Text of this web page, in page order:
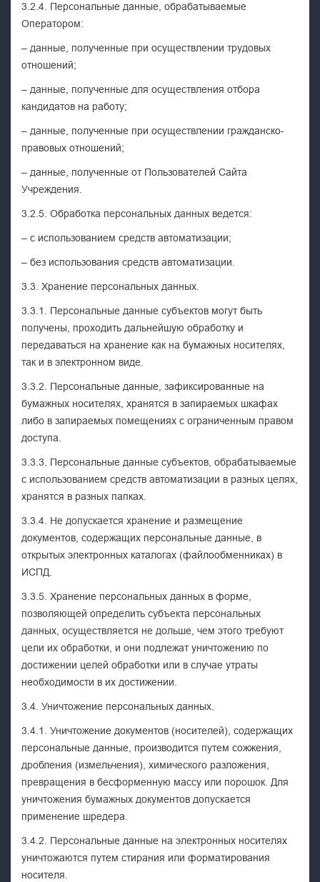
3.2.4. Персональные данные, обрабатываемые
Оператором:
– данные, полученные при осуществлении трудовых
отношений;
– данные, полученные для осуществления отбора
кандидатов на работу;
– данные, полученные при осуществлении гражданско-
правовых отношений;
– данные, полученные от Пользователей Сайта
Учреждения.
3.2.5. Обработка персональных данных ведется:
– с использованием средств автоматизации;
– без использования средств автоматизации.
3.3. Хранение персональных данных.
3.3.1. Персональные данные субъектов могут быть
получены, проходить дальнейшую обработку и
передаваться на хранение как на бумажных носителях,
так и в электронном виде.
3.3.2. Персональные данные, зафиксированные на
бумажных носителях, хранятся в запираемых шкафах
либо в запираемых помещениях с ограниченным правом
доступа.
3.3.3. Персональные данные субъектов, обрабатываемые
с использованием средств автоматизации в разных целях,
хранятся в разных папках.
3.3.4. Не допускается хранение и размещение
документов, содержащих персональные данные, в
открытых электронных каталогах (файлообменниках) в
ИСПД.
3.3.5. Хранение персональных данных в форме,
позволяющей определить субъекта персональных
данных, осуществляется не дольше, чем этого требуют
цели их обработки, и они подлежат уничтожению по
достижении целей обработки или в случае утраты
необходимости в их достижении.
3.4. Уничтожение персональных данных.
3.4.1. Уничтожение документов (носителей), содержащих
персональные данные, производится путем сожжения,
дробления (измельчения), химического разложения,
превращения в бесформенную массу или порошок. Для
уничтожения бумажных документов допускается
применение шредера.
3.4.2. Персональные данные на электронных носителях
уничтожаются путем стирания или форматирования
носителя.